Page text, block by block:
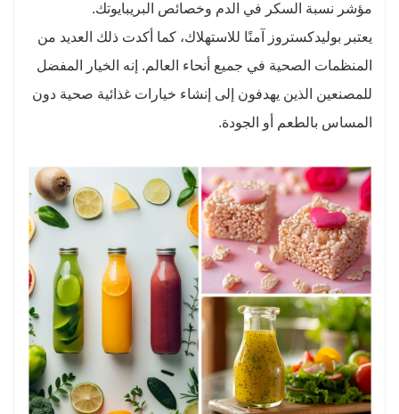
مؤشر نسبة السكر في الدم وخصائص البريبايوتك.
يعتبر بوليدكستروز آمنًا للاستهلاك، كما أكدت ذلك العديد من
المنظمات الصحية في جميع أنحاء العالم. إنه الخيار المفضل
للمصنعين الذين يهدفون إلى إنشاء خيارات غذائية صحية دون
المساس بالطعم أو الجودة.